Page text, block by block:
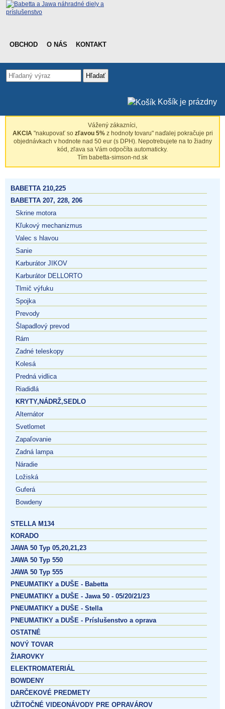
OBCHOD O NÁS KONTAKT
Hľadať
Košík je prázdny
Vážený zákazníci,
AKCIA"nakupovať so zľavou 5%z hodnoty tovaru" naďalej pokračuje pri
objednávkach v hodnote nad 50 eur (s DPH). Nepotrebujete na to žiadny
kód, zľava sa Vám odpočíta automaticky.
Tím babetta-simson-nd.sk
BABETTA 210,225
BABETTA 207, 228, 206
Skrine motora
Kľukový mechanizmus
Valec s hlavou
Sanie
Karburátor JIKOV
Karburátor DELLORTO
Tlmič výfuku
Spojka
Prevody
Šlapadlový prevod
Rám
Zadné teleskopy
Kolesá
Predná vidlica
Riadidlá
KRYTY,NÁDRŽ,SEDLO
Alternátor
Svetlomet
Zapaľovanie
Zadná lampa
Náradie
Ložiská
Guferá
Bowdeny
STELLA M134
KORADO
JAWA 50 Typ 05,20,21,23
JAWA 50 Typ 550
JAWA 50 Typ 555
PNEUMATIKY a DUŠE - Babetta
PNEUMATIKY a DUŠE - Jawa 50 - 05/20/21/23
PNEUMATIKY a DUŠE - Stella
PNEUMATIKY a DUŠE - Príslušenstvo a oprava
OSTATNÉ
NOVÝ TOVAR
ŽIAROVKY
ELEKTROMATERIÁL
BOWDENY
DARČEKOVÉ PREDMETY
UŽITOČNÉ VIDEONÁVODY PRE OPRAVÁROV